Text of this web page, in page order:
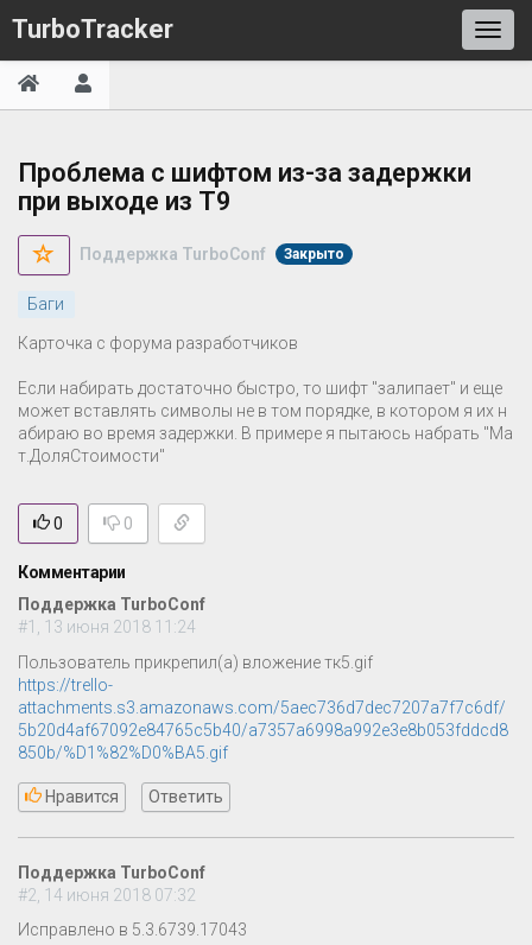
TurboTracker
Проблема с шифтом из-за задержки
при выходе из Т9
Поддержка TurboConf Закрыто
Баги
Карточка с форума разработчиков
Если набирать достаточно быстро, то шифт "залипает" и еще
может вставлять символы не в том порядке, в котором я их н
абираю во время задержки. В примере я пытаюсь набрать "Ма
т.ДоляСтоимости"
0 0
Комментарии
Поддержка TurboConf
#1, 13 июня 2018 11:24
Пользователь прикрепил(а) вложение тк5.gif
https://trello-
attachments.s3.amazonaws.com/5aec736d7dec7207a7f7c6df/
5b20d4af67092e84765c5b40/a7357a6998a992e3e8b053fddcd8
850b/%D1%82%D0%BA5.gif
Нравится Ответить
Поддержка TurboConf
#2, 14 июня 2018 07:32
Исправлено в 5.3.6739.17043